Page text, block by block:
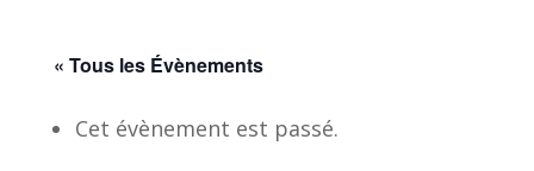
« Tous les Évènements
Cet évènement est passé.